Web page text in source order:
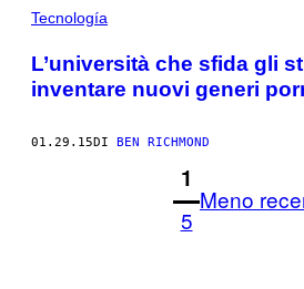
Tecnología
L’università che sfida gli
inventare nuovi generi
01.29.15DI BEN RICHMOND
1
5
Meno